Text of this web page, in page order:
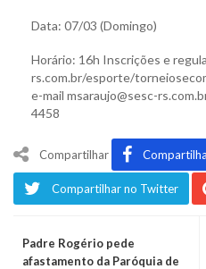
Data: 07/03 (Domingo)
Horário: 16h Inscrições e
rs.com.br/esporte/
e-mail msaraujo@sesc-
4458
Compartilhar
Compartilhar no Twitter
Padre Rogério pede
afastamento da Paróquia de